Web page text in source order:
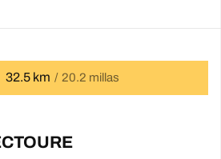
32.5 km 20.2 millas